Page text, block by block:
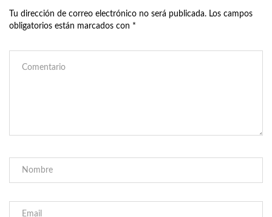
Tu dirección de correo electrónico no será publicada. Los campos
obligatorios están marcados con *